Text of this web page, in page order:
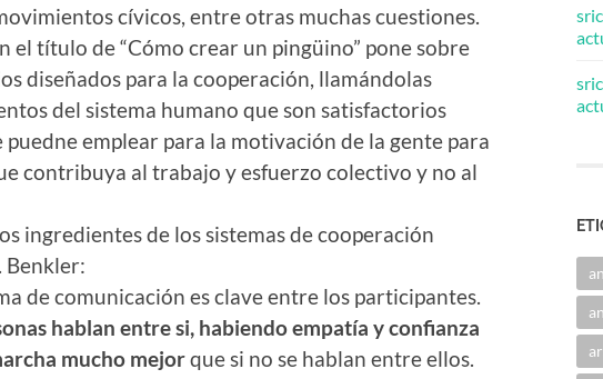
cívicos, entre otras muchas cuestiones.
el título de “Cómo crear un pingüino” pone sobre
diseñados para la cooperación, llamándolas
del sistema humano que son satisfactorios
puedne emplear para la motivación de la gente para
contribuya al trabajo y esfuerzo colectivo y no al
ingredientes de los sistemas de cooperación
Benkler:
de comunicación es clave entre los participantes.
hablan entre si, habiendo empatía y confianza
mucho mejorque si no se hablan entre ellos.